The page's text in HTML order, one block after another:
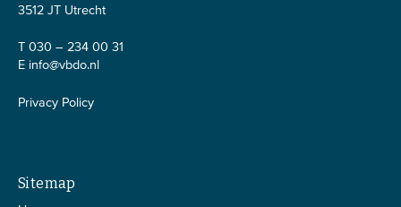
3512 JT Utrecht
T 030 – 234 00 31
E info@vbdo.nl
Privacy Policy
Sitemap